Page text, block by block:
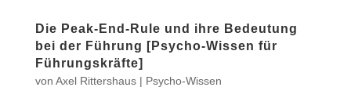
Die Peak-End-Rule und ihre Bedeutung
bei der Führung [Psycho-Wissen für
Führungskräfte]
von Axel Rittershaus| Psycho-Wissen